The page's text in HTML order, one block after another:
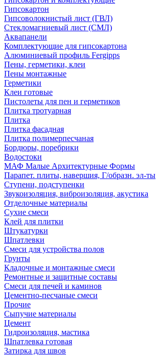
Гипсокартон
Гипсоволокнистый лист (ГВЛ)
Стекломагниевый лист (СМЛ)
Аквапанели
Комплектующие для гипсокартона
Алюминиевый профиль Fergipps
Пены, герметики, клеи
Пены монтажные
Герметики
Клеи готовые
Пистолеты для пен и герметиков
Плитка тротуарная
Плитка
Плитка фасадная
Плитка полимерпесчаная
Бордюры, поребрики
Водостоки
МАФ Малые Архитектурные Формы
Парапет. плиты, навершия, Г/образн. эл-ты
Ступени, подступенки
Звукоизоляция, виброизоляция, акустика
Отделочные материалы
Сухие смеси
Клей для плитки
Штукатурки
Шпатлевки
Смеси для устройства полов
Грунты
Кладочные и монтажные смеси
Ремонтные и защитные составы
Смеси для печей и каминов
Цементно-песчаные смеси
Прочие
Сыпучие материалы
Цемент
Гидроизоляция, мастика
Шпатлевка готовая
Затирка для швов